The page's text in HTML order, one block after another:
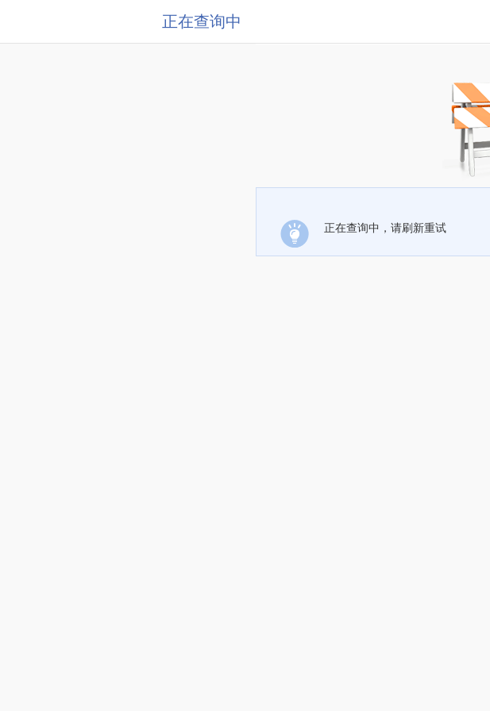
正在查询中
正在查询中，请刷新重试